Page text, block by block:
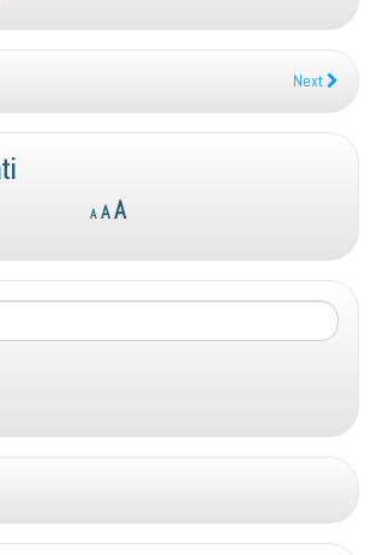
Next
A
Decrease
font
A Reset
size.
AIncrease
size.